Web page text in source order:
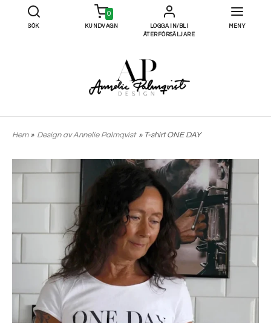
SÖK
0
KUNDVAGN
LOGGA IN/BLI
ÅTERFÖRSÄLJARE
MENY
Hem» Design av Annelie Palmqvist » T-shirt ONE DAY